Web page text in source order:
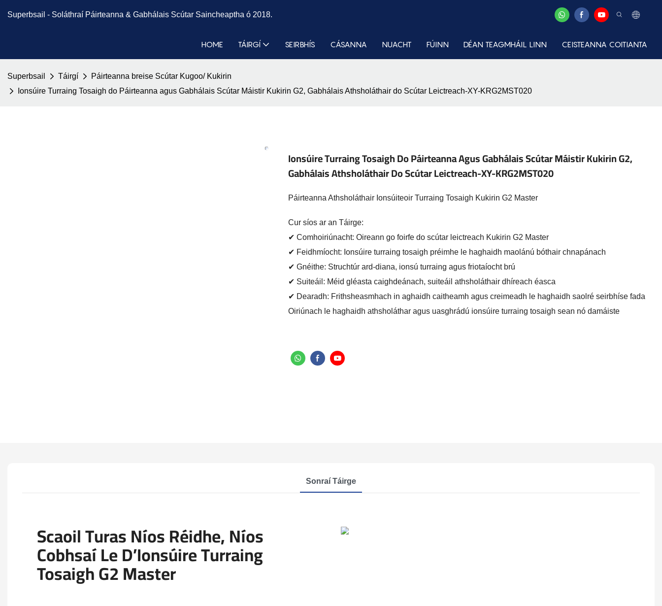
Superbsail - Soláthraí Páirteanna & Gabhálais Scútar Saincheaptha ó 2018.
HOME TÁIRGÍ SEIRBHÍS CÁSANNA NUACHT FÚINN DÉAN TEAGMHÁIL LINN CEISTEANNA COITIANTA
Superbsail Táirgí
Páirteanna breise Scútar Kugoo/ Kukirin
Ionsúire Turraing Tosaigh do Páirteanna agus Gabhálais Scútar Máistir Kukirin G2, Gabhálais Athsholáthair do Scútar Leictreach-XY-KRG2MST020
Ionsúire Turraing Tosaigh Do Páirteanna Agus Gabhálais Scútar Máistir Kukirin G2,
Gabhálais Athsholáthair Do Scútar Leictreach-XY-KRG2MST020
Páirteanna Athsholáthair Ionsúiteoir Turraing Tosaigh Kukirin G2 Master
Cur síos ar an Táirge:
✔ Comhoiriúnacht: Oireann go foirfe do scútar leictreach Kukirin G2 Master
✔ Feidhmíocht: Ionsúire turraing tosaigh préimhe le haghaidh maolánú bóthair chnapánach
✔ Gnéithe: Struchtúr ard-diana, ionsú turraing agus friotaíocht brú
✔ Suiteáil: Méid gléasta caighdeánach, suiteáil athsholáthair dhíreach éasca
✔ Dearadh: Frithsheasmhach in aghaidh caitheamh agus creimeadh le haghaidh saolré seirbhíse fada
Oiriúnach le haghaidh athsholáthar agus uasghrádú ionsúire turraing tosaigh sean nó damáiste
Sonraí Táirge
Scaoil Turas Níos Réidhe, Níos
Cobhsaí Le D’Ionsúire Turraing
Tosaigh G2 Master